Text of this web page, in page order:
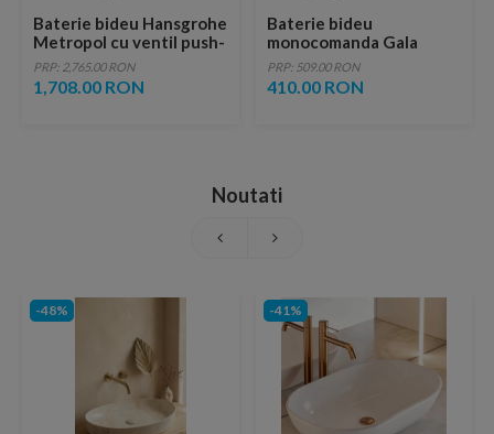
Baterie bideu Hansgrohe
Metropol cu ventil push-
open
PRP: 2,765.00 RON
1,708.00 RON
Baterie bideu
monocomanda Gala
Gadea crom lucios
PRP: 509.00 RON
410.00 RON
Noutati
-48% -41%